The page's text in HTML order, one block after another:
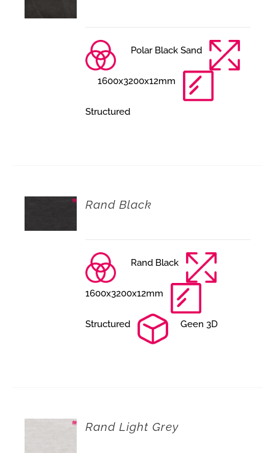
Polar Black Sand
1600x3200x12mm
Structured
Rand Black
Rand Black
1600x3200x12mm
Structured Geen 3D
Rand Light Grey